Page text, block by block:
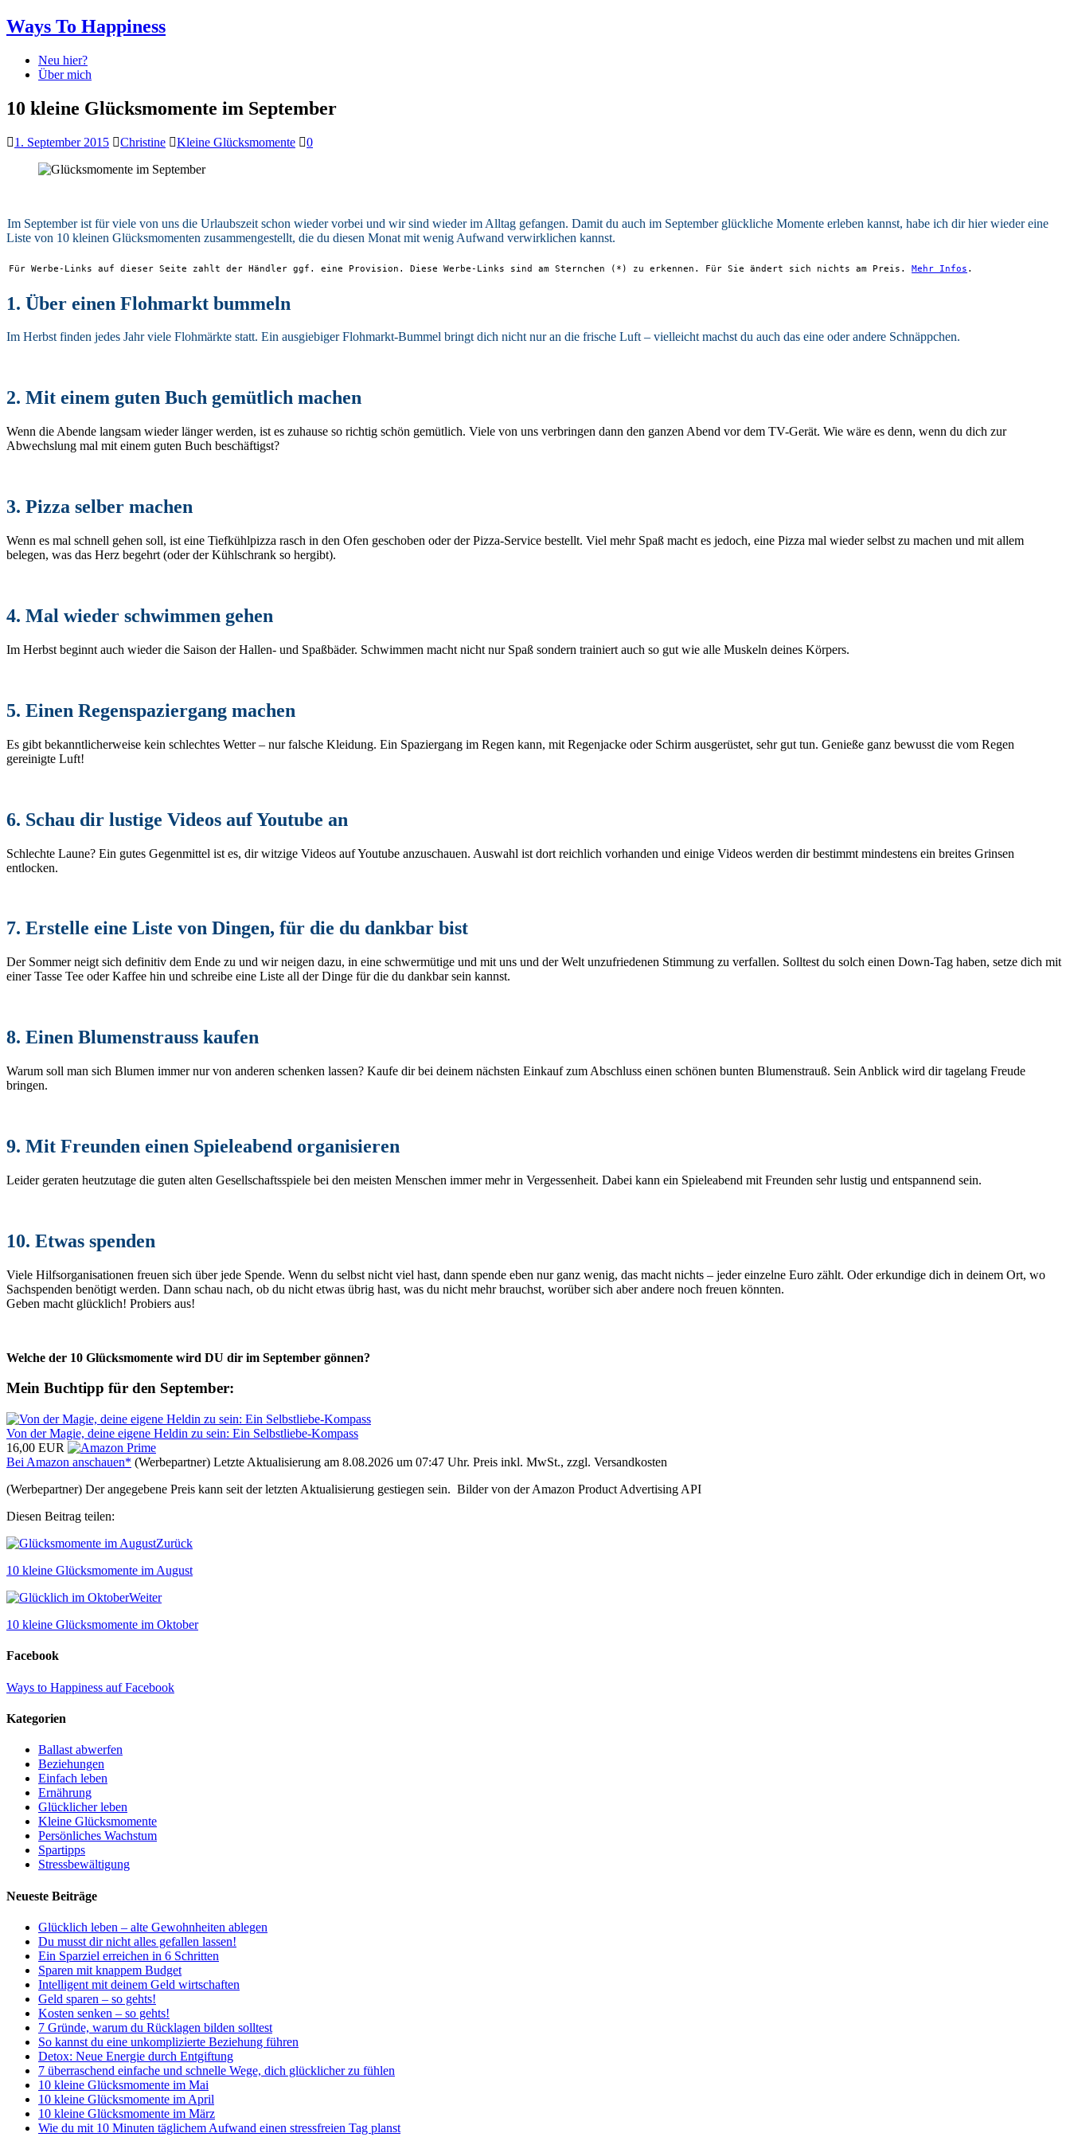
Ways To Happiness
Neu hier?
Über mich
10 kleine Glücksmomente im September
1. September 2015 Christine Kleine Glücksmomente 0
Im September ist für viele von uns die Urlaubszeit schon wieder vorbei und wir sind wieder im Alltag gefangen. Damit du auch im September glückliche Momente erleben kannst, habe ich dir hier wieder eine
Liste von 10 kleinen Glücksmomenten zusammengestellt, die du diesen Monat mit wenig Aufwand verwirklichen kannst.
Für Werbe-Links auf dieser Seite zahlt der Händler ggf. eine Provision. Diese Werbe-Links sind am Sternchen (*) zu erkennen. Für Sie ändert sich nichts am Preis. Mehr Infos .
1. Über einen Flohmarkt bummeln
Im Herbst finden jedes Jahr viele Flohmärkte statt. Ein ausgiebiger Flohmarkt-Bummel bringt dich nicht nur an die frische Luft – vielleicht machst du auch das eine oder andere Schnäppchen.
2. Mit einem guten Buch gemütlich machen
Wenn die Abende langsam wieder länger werden, ist es zuhause so richtig schön gemütlich. Viele von uns verbringen dann den ganzen Abend vor dem TV-Gerät. Wie wäre es denn, wenn du dich zur
Abwechslung mal mit einem guten Buch beschäftigst?
3. Pizza selber machen
Wenn es mal schnell gehen soll, ist eine Tiefkühlpizza rasch in den Ofen geschoben oder der Pizza-Service bestellt. Viel mehr Spaß macht es jedoch, eine Pizza mal wieder selbst zu machen und mit allem
belegen, was das Herz begehrt (oder der Kühlschrank so hergibt).
4. Mal wieder schwimmen gehen
Im Herbst beginnt auch wieder die Saison der Hallen- und Spaßbäder. Schwimmen macht nicht nur Spaß sondern trainiert auch so gut wie alle Muskeln deines Körpers.
5. Einen Regenspaziergang machen
Es gibt bekanntlicherweise kein schlechtes Wetter – nur falsche Kleidung. Ein Spaziergang im Regen kann, mit Regenjacke oder Schirm ausgerüstet, sehr gut tun. Genieße ganz bewusst die vom Regen
gereinigte Luft!
6. Schau dir lustige Videos auf Youtube an
Schlechte Laune? Ein gutes Gegenmittel ist es, dir witzige Videos auf Youtube anzuschauen. Auswahl ist dort reichlich vorhanden und einige Videos werden dir bestimmt mindestens ein breites Grinsen
entlocken.
7. Erstelle eine Liste von Dingen, für die du dankbar bist
Der Sommer neigt sich definitiv dem Ende zu und wir neigen dazu, in eine schwermütige und mit uns und der Welt unzufriedenen Stimmung zu verfallen. Solltest du solch einen Down-Tag haben, setze dich mit
einer Tasse Tee oder Kaffee hin und schreibe eine Liste all der Dinge für die du dankbar sein kannst.
8. Einen Blumenstrauss kaufen
Warum soll man sich Blumen immer nur von anderen schenken lassen? Kaufe dir bei deinem nächsten Einkauf zum Abschluss einen schönen bunten Blumenstrauß. Sein Anblick wird dir tagelang Freude
bringen.
9. Mit Freunden einen Spieleabend organisieren
Leider geraten heutzutage die guten alten Gesellschaftsspiele bei den meisten Menschen immer mehr in Vergessenheit. Dabei kann ein Spieleabend mit Freunden sehr lustig und entspannend sein.
10. Etwas spenden
Viele Hilfsorganisationen freuen sich über jede Spende. Wenn du selbst nicht viel hast, dann spende eben nur ganz wenig, das macht nichts – jeder einzelne Euro zählt. Oder erkundige dich in deinem Ort, wo
Sachspenden benötigt werden. Dann schau nach, ob du nicht etwas übrig hast, was du nicht mehr brauchst, worüber sich aber andere noch freuen könnten.
Geben macht glücklich! Probiers aus!
Welche der 10 Glücksmomente wird DU dir im September gönnen?
Mein Buchtipp für den September:
Von der Magie, deine eigene Heldin zu sein: Ein Selbstliebe-Kompass
16,00 EUR
Bei Amazon anschauen* (Werbepartner) Letzte Aktualisierung am 8.08.2026 um 07:47 Uhr. Preis inkl. MwSt., zzgl. Versandkosten
(Werbepartner) Der angegebene Preis kann seit der letzten Aktualisierung gestiegen sein. Bilder von der Amazon Product Advertising API
Diesen Beitrag teilen:
Zurück
10 kleine Glücksmomente im August
Weiter
10 kleine Glücksmomente im Oktober
Facebook
Ways to Happiness auf Facebook
Kategorien
Ballast abwerfen
Beziehungen
Einfach leben
Ernährung
Glücklicher leben
Kleine Glücksmomente
Persönliches Wachstum
Spartipps
Stressbewältigung
Neueste Beiträge
Glücklich leben – alte Gewohnheiten ablegen
Du musst dir nicht alles gefallen lassen!
Ein Sparziel erreichen in 6 Schritten
Sparen mit knappem Budget
Intelligent mit deinem Geld wirtschaften
Geld sparen – so gehts!
Kosten senken – so gehts!
7 Gründe, warum du Rücklagen bilden solltest
So kannst du eine unkomplizierte Beziehung führen
Detox: Neue Energie durch Entgiftung
7 überraschend einfache und schnelle Wege, dich glücklicher zu fühlen
10 kleine Glücksmomente im Mai
10 kleine Glücksmomente im April
10 kleine Glücksmomente im März
Wie du mit 10 Minuten täglichem Aufwand einen stressfreien Tag planst